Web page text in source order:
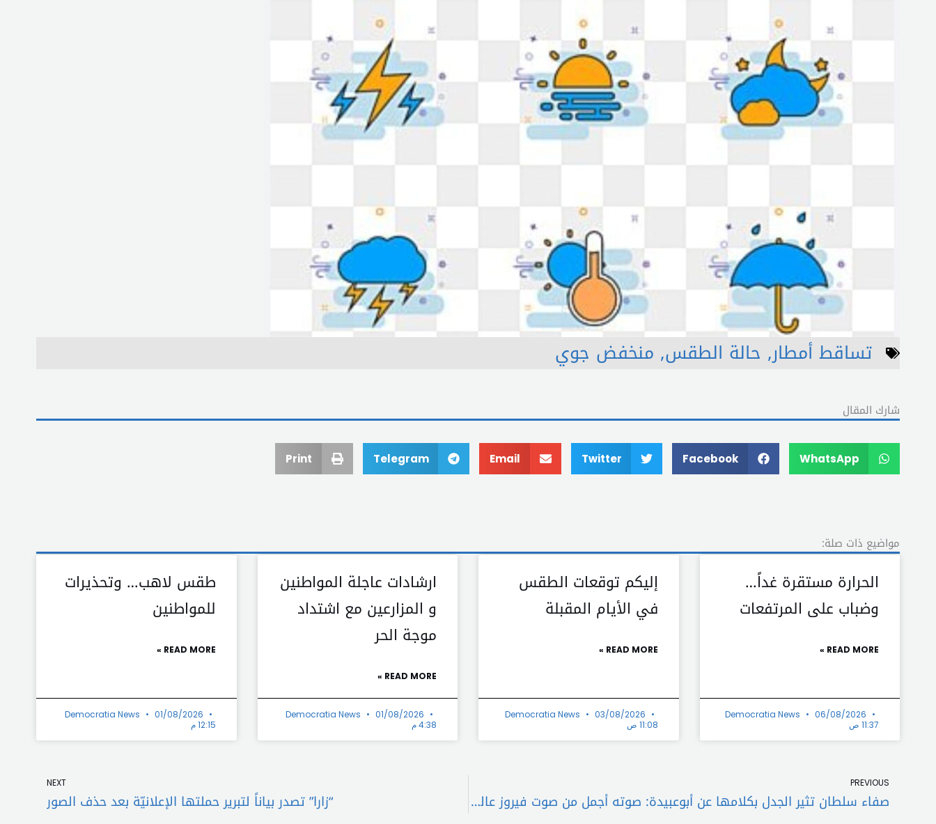
تساقط أمطار, حالة الطقس, منخفض جوي
شارك المقال
WhatsApp
Facebook
Twitter
Email
Telegram
Print
مواضيع ذات صلة:
الحرارة مستقرة غداً…
وضباب على المرتفعات
READ MORE »
Democratia News
06/08/2026
11:37 ص
إليكم توقعات الطقس
في الأيام المقبلة
READ MORE »
Democratia News
03/08/2026
11:08 ص
ارشادات عاجلة المواطنين
و المزارعين مع اشتداد
موجة الحر
READ MORE »
Democratia News
01/08/2026
4:38 م
طقس لاهب… وتحذيرات
للمواطنين
READ MORE »
Democratia News
01/08/2026
12:15 م
PREVIOUS
صفاء سلطان تثير الجدل بكلامها عن أبوعبيدة: صوته أجمل من صوت فيروز عالصبح
NEXT
“زارا” تصدر بياناً لتبرير حملتها الإعلانيّة بعد حذف الصور